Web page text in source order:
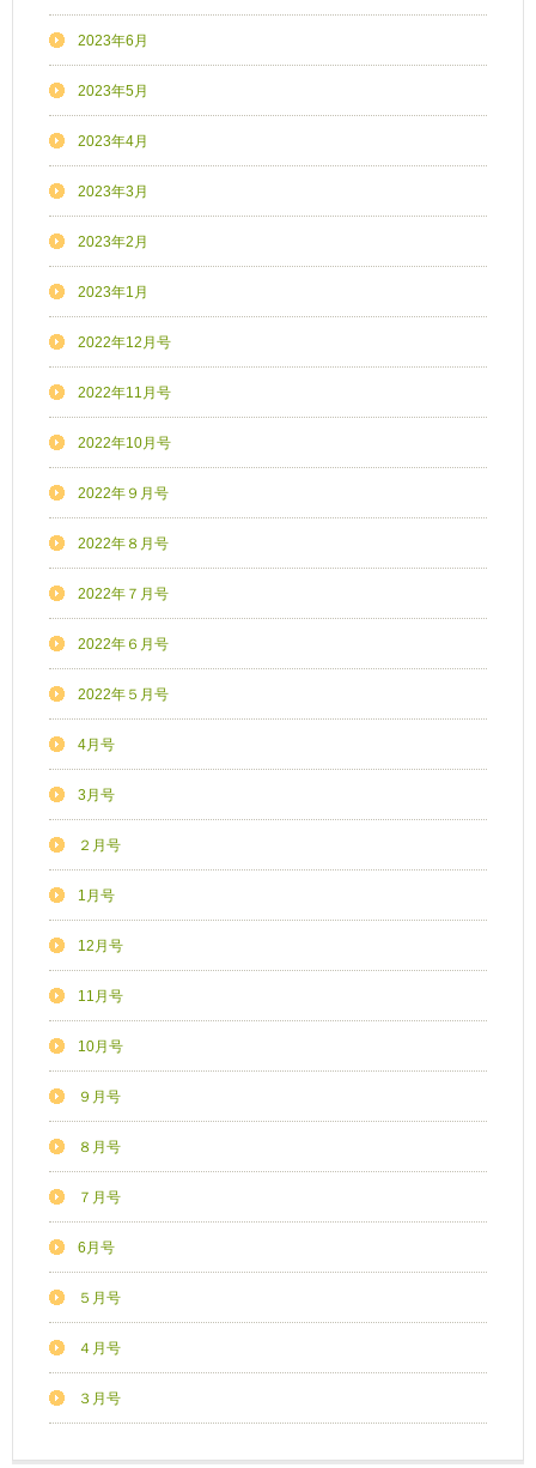
2023年6月
2023年5月
2023年4月
2023年3月
2023年2月
2023年1月
2022年12月号
2022年11月号
2022年10月号
2022年９月号
2022年８月号
2022年７月号
2022年６月号
2022年５月号
4月号
3月号
２月号
1月号
12月号
11月号
10月号
９月号
８月号
７月号
6月号
５月号
４月号
３月号